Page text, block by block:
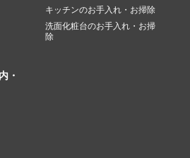
キッチンのお手入れ・お掃除
洗面化粧台のお手入れ・お掃
除
・